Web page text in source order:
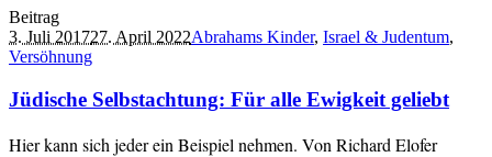
Beitrag
3. Juli 201727. April 2022Abrahams Kinder, Israel & Judentum,
Versöhnung
Jüdische Selbstachtung: Für alle Ewigkeit geliebt
Hier kann sich jeder ein Beispiel nehmen. Von Richard Elofer